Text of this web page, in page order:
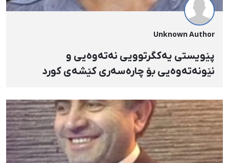
Unknown Author
پێویستی یەکگرتوویی نەتەوەیی و
نێونەتەوەیی بۆ چارەسەری کێشەی کورد